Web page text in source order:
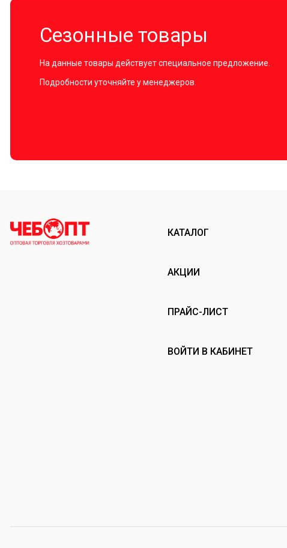
Сезонные товары
На данные товары действует специальное предложение.
Подробности уточняйте у менеджеров.
КАТАЛОГ
АКЦИИ
ПРАЙС-ЛИСТ
ВОЙТИ В КАБИНЕТ